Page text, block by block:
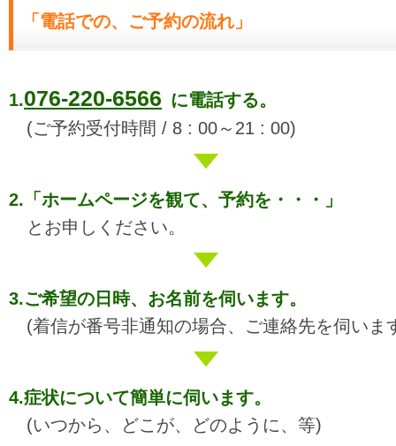
「電話での、ご予約の流れ」
1.076-220-6566 に電話する。
(ご予約受付時間 / 8 : 00～21 : 00)
2.「ホームページを観て、予約を・・・」
とお申しください。
3.ご希望の日時、お名前を伺います。
(着信が番号非通知の場合、ご連絡先を伺いま
4.症状について簡単に伺います。
(いつから、どこが、どのように、等)